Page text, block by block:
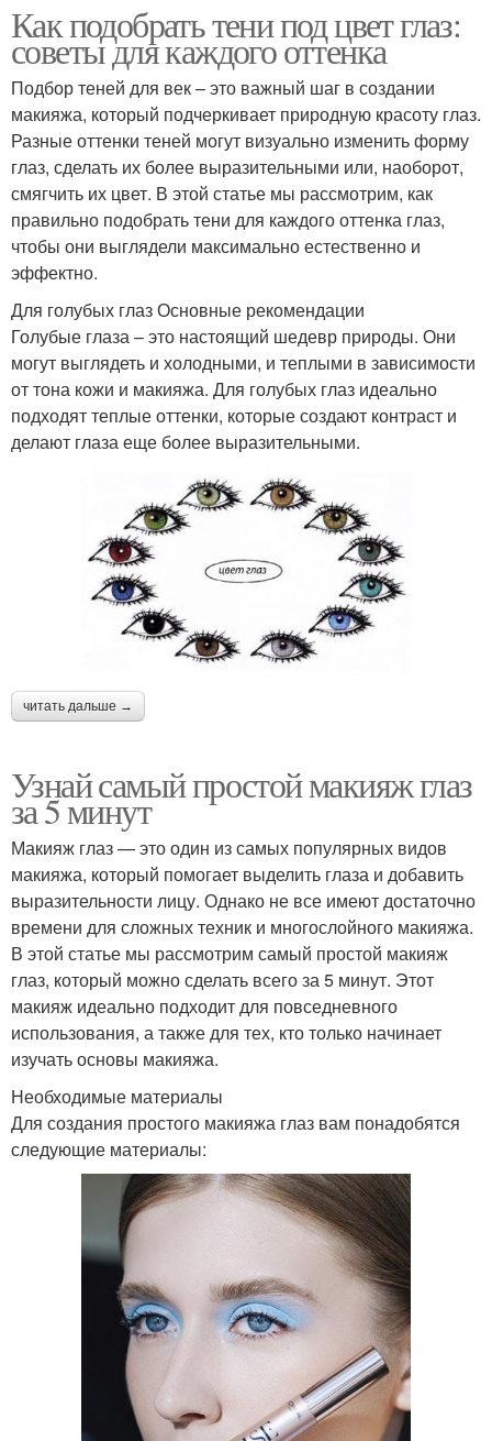
Как подобрать тени под цвет глаз:
советы для каждого оттенка
Подбор теней для век – это важный шаг в создании
макияжа, который подчеркивает природную красоту глаз.
Разные оттенки теней могут визуально изменить форму
глаз, сделать их более выразительными или, наоборот,
смягчить их цвет. В этой статье мы рассмотрим, как
правильно подобрать тени для каждого оттенка глаз,
чтобы они выглядели максимально естественно и
эффектно.
Для голубых глаз Основные рекомендации
Голубые глаза – это настоящий шедевр природы. Они
могут выглядеть и холодными, и теплыми в зависимости
от тона кожи и макияжа. Для голубых глаз идеально
подходят теплые оттенки, которые создают контраст и
делают глаза еще более выразительными.
читать дальше →
Узнай самый простой макияж глаз
за 5 минут
Макияж глаз — это один из самых популярных видов
макияжа, который помогает выделить глаза и добавить
выразительности лицу. Однако не все имеют достаточно
времени для сложных техник и многослойного макияжа.
В этой статье мы рассмотрим самый простой макияж
глаз, который можно сделать всего за 5 минут. Этот
макияж идеально подходит для повседневного
использования, а также для тех, кто только начинает
изучать основы макияжа.
Необходимые материалы
Для создания простого макияжа глаз вам понадобятся
следующие материалы: